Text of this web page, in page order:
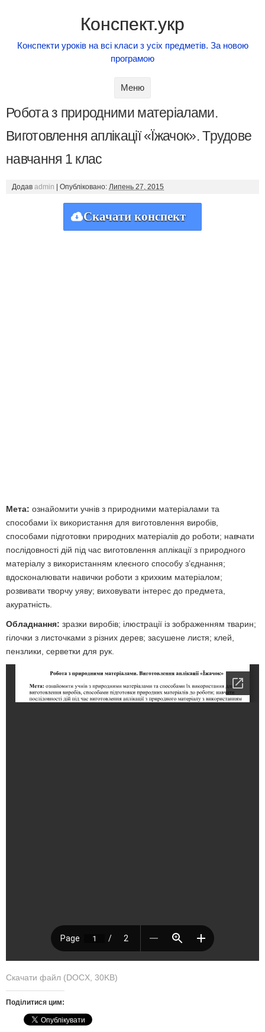
Конспект.укр
Конспекти уроків на всі класи з усіх предметів. За новою
програмою
Меню
Робота з природними матеріалами.
Виготовлення аплікації «Їжачок». Трудове
навчання 1 клас
Додав admin Опубліковано: Липень 27, 2015
Скачати конспект
Мета: ознайомити учнів з природними матеріалами та
способами їх використання для виготовлення виробів,
способами підготовки природних матеріалів до роботи; навчати
послідовності дій під час виготовлення аплікації з природного
матеріалу з використанням клеєного способу з’єднання;
вдосконалювати навички роботи з крихким матеріалом;
розвивати творчу уяву; виховувати інтерес до предмета,
акуратність.
Обладнання: зразки виробів; ілюстрації із зображенням тварин;
гілочки з листочками з різних дерев; засушене листя; клей,
пензлики, серветки для рук.
Скачати файл (DOCX, 30KB)
Поділитися цим: